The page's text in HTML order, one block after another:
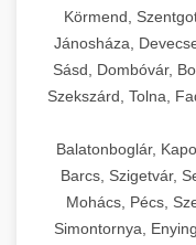
Körmend,
Jánosháza,
Sásd, Dombóvár,
Szekszárd, Tolna,
Balatonboglár,
Barcs, Szigetvár,
Mohács, Pécs,
Simontornya,